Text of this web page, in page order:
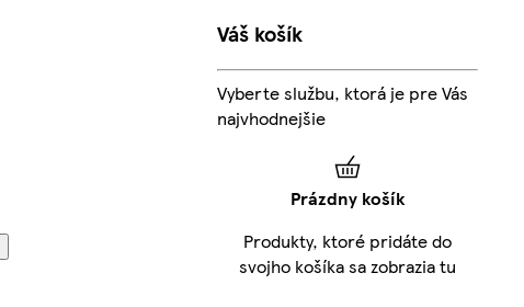
Váš košík
Vyberte službu, ktorá je pre Vás
najvhodnejšie
Prázdny košík
Produkty, ktoré pridáte do
svojho košíka sa zobrazia tu